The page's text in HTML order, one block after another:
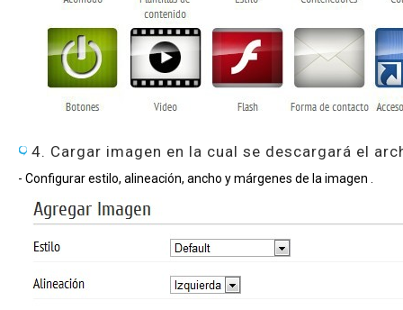
4. Cargar imagen en la cual se descargará el
- Configurar estilo, alineación, ancho y márgenes de la imagen .